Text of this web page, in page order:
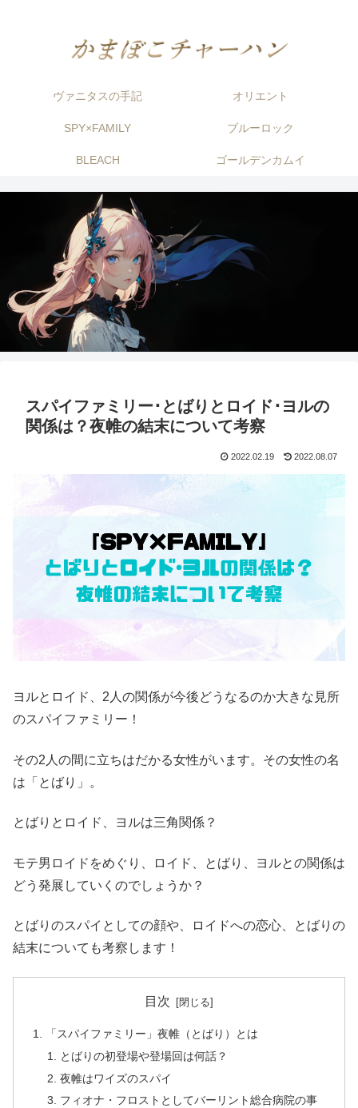
ヴァニタスの手記 オリエント
SPY×FAMILY ブルーロック
BLEACH ゴールデンカムイ
スパイファミリー･とばりとロイド･ヨルの
関係は？夜帷の結末について考察
2022.02.19 2022.08.07
ヨルとロイド、2人の関係が今後どうなるのか大きな見所
のスパイファミリー！
その2人の間に立ちはだかる女性がいます。その女性の名
は「とばり」。
とばりとロイド、ヨルは三角関係？
モテ男ロイドをめぐり、ロイド、とばり、ヨルとの関係は
どう発展していくのでしょうか？
とばりのスパイとしての顔や、ロイドへの恋心、とばりの
結末についても考察します！
目次
「スパイファミリー」夜帷（とばり）とは
とばりの初登場や登場回は何話？
夜帷はワイズのスパイ
フィオナ・フロストとしてバーリント総合病院の事